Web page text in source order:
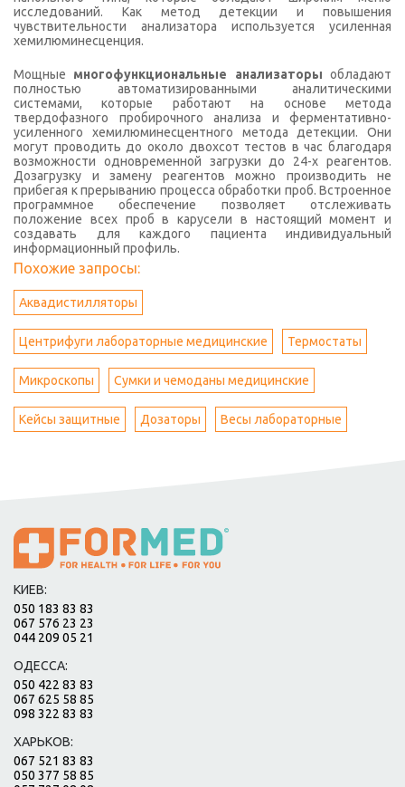
исследований. Как метод детекции и повышения
чувствительности анализатора используется усиленная
хемилюминесценция.
Мощные многофункциональные анализаторы обладают
полностью автоматизированными аналитическими
системами, которые работают на основе метода
твердофазного пробирочного анализа и ферментативно-
усиленного хемилюминесцентного метода детекции. Они
могут проводить до около двохсот тестов в час благодаря
возможности одновременной загрузки до 24-х реагентов.
Дозагрузку и замену реагентов можно производить не
прибегая к прерыванию процесса обработки проб. Встроенное
программное обеспечение позволяет отслеживать
положение всех проб в карусели в настоящий момент и
создавать для каждого пациента индивидуальный
информационный профиль.
Похожие запросы:
Аквадистилляторы
Центрифуги лабораторные медицинские Термостаты
Микроскопы Сумки и чемоданы медицинские
Кейсы защитные Дозаторы Весы лабораторные
КИЕВ:
050 183 83 83
067 576 23 23
044 209 05 21
ОДЕССА:
050 422 83 83
067 625 58 85
098 322 83 83
ХАРЬКОВ:
067 521 83 83
050 377 58 85